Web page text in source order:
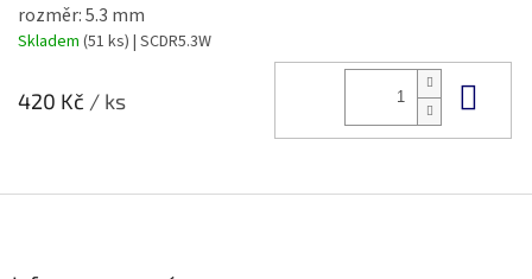
rozměr: 5.3 mm
Skladem (51 ks) | SCDR5.3W
420 Kč / ks